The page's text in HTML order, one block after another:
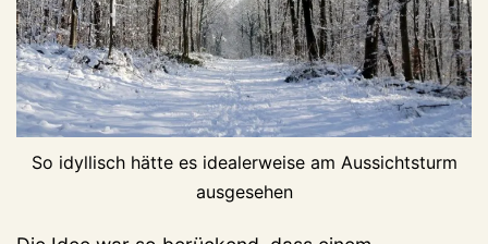
So idyllisch hätte es idealerweise am Aussichtsturm
ausgesehen